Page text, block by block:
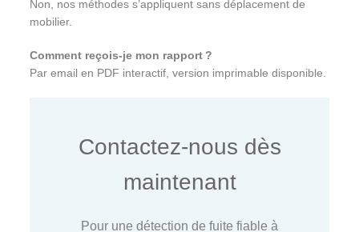
Non, nos méthodes s’appliquent sans déplacement de
mobilier.
Comment reçois‑je mon rapport ?
Par email en PDF interactif, version imprimable disponible.
Contactez‑nous dès
maintenant
Pour une détection de fuite fiable à